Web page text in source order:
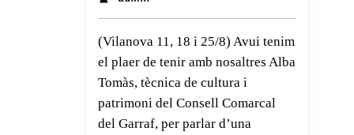
la
Masia
d’en
Cabanyes
(Vilanova 11, 18 i 25/8) Avui tenim
el plaer de tenir amb nosaltres Alba
Tomàs, tècnica de cultura i
patrimoni del Consell Comarcal
del Garraf, per parlar d’una